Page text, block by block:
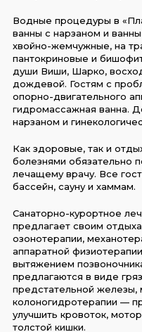
Водные процедуры в
ванны с нарзаном и
хвойно-жемчужные, на
пантокриновые и
души Виши, Шарко,
дождевой. Гостям с
опорно-двигательного
гидромассажная ванна.
нарзаном и
Как здоровые, так и
болезнями обязательно
лечащему врачу. Все
бассейн, сауну и хаммам.
Санаторно-курортное
предлагает своим
озонотерапии,
аппаратной
вытяжением
предлагаются в виде
предстательной железы,
колоногидротерапии —
улучшить кровоток,
толстой кишки.